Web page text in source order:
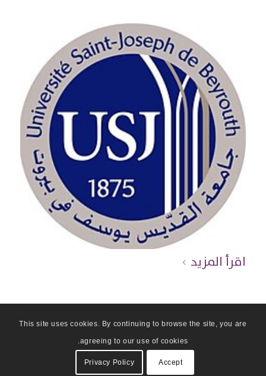
اقرأ المزيد
This site uses cookies. By continuing to browse the site, you are
agreeing to our use of cookies.
Accept
Privacy Policy